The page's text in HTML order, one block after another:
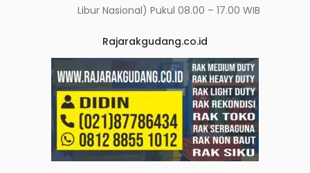
Libur Nasional) Pukul 08.00 – 17.00 WIB
Rajarakgudang.co.id